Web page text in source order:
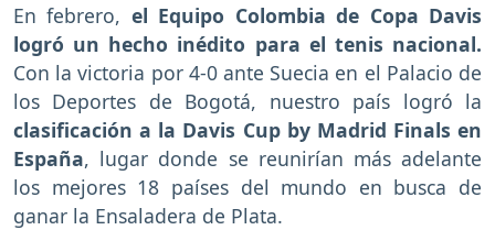
En febrero, el Equipo Colombia de Copa Davis
logró un hecho inédito para el tenis nacional.
Con la victoria por 4-0 ante Suecia en el Palacio de
los Deportes de Bogotá, nuestro país logró la
clasificación a la Davis Cup by Madrid Finals en
España, lugar donde se reunirían más adelante
los mejores 18 países del mundo en busca de
ganar la Ensaladera de Plata.